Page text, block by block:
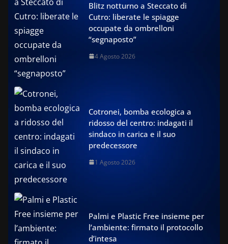
Blitz notturno a Steccato di
Cutro: liberate le spiagge
occupate da ombrelloni
“segnaposto”
4 Agosto 2026
Cotronei, bomba ecologica a
ridosso del centro: indagati il
sindaco in carica e il suo
predecessore
1 Agosto 2026
Palmi e Plastic Free insieme per
l’ambiente: firmato il protocollo
d’intesa